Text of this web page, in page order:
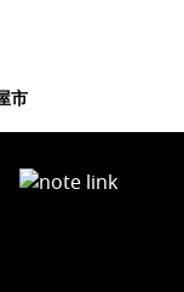
市